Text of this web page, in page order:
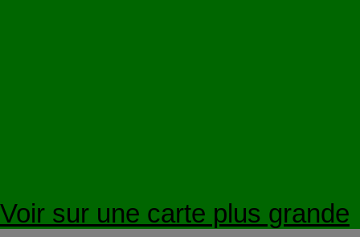
Voir sur une carte plus grande